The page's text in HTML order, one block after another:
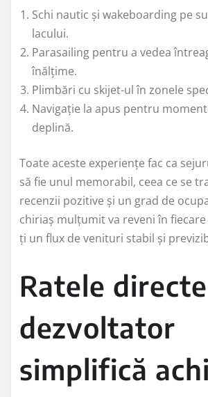
Schi nautic și wakeboarding pe
lacului.
Parasailing pentru a vedea
înălțime.
Plimbări cu skijet-ul în zonele
Navigație la apus pentru
deplină.
Toate aceste experiențe fac ca
să fie unul memorabil, ceea ce se
recenzii pozitive și un grad de
chiriaș mulțumit va reveni în
ți un flux de venituri stabil și
Ratele
dezvoltator
simplifică